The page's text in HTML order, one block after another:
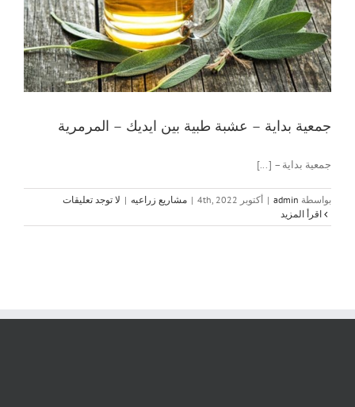
جمعية بداية – عشبة طبية بين ايديك – المرمرية
جمعية بداية – [...]
بواسطة admin
| أكتوبر 4th, 2022 | مشاريع زراعيه | لا توجد تعليقات